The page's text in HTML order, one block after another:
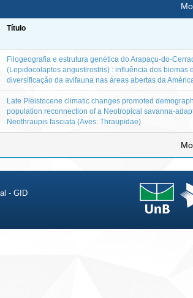
Título
Filogeografia e estrutura genética do Arapaçu-do-
(Lepidocolaptes angustirostris) : influência dos biomas
diversificação da avifauna nas áreas abertas da
Late Pleistocene climatic changes promoted
population reconnection of a Neotropical savanna-
Neothraupis fasciata (Aves: Thraupidae)
- GID